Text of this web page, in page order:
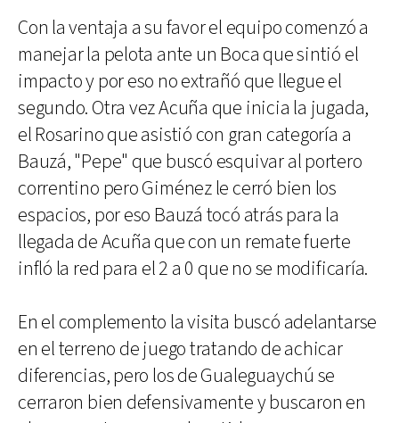
Con la ventaja a su favor el equipo comenzó a
manejar la pelota ante un Boca que sintió el
impacto y por eso no extrañó que llegue el
segundo. Otra vez Acuña que inicia la jugada,
el Rosarino que asistió con gran categoría a
Bauzá, "Pepe" que buscó esquivar al portero
correntino pero Giménez le cerró bien los
espacios, por eso Bauzá tocó atrás para la
llegada de Acuña que con un remate fuerte
infló la red para el 2 a 0 que no se modificaría.
En el complemento la visita buscó adelantarse
en el terreno de juego tratando de achicar
diferencias, pero los de Gualeguaychú se
cerraron bien defensivamente y buscaron en